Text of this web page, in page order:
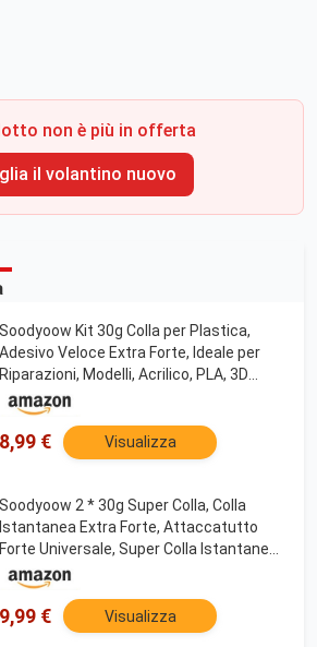
non è più in offerta
il volantino nuovo
Soodyoow Kit 30g Colla per Plastica,
Adesivo Veloce Extra Forte, Ideale per
Riparazioni, Modelli, Acrilico, PLA, 3D
Stampa, Hobbisti e Professionisti
8,99 € Visualizza
Soodyoow 2 * 30g Super Colla, Colla
Istantanea Extra Forte, Attaccatutto
Forte Universale, Super Colla Istantanea
Permanente per l'Incollaggio Di Plastica,
Vetro, Ceramica, Legno, Metallo e Altro
9,99 € Visualizza